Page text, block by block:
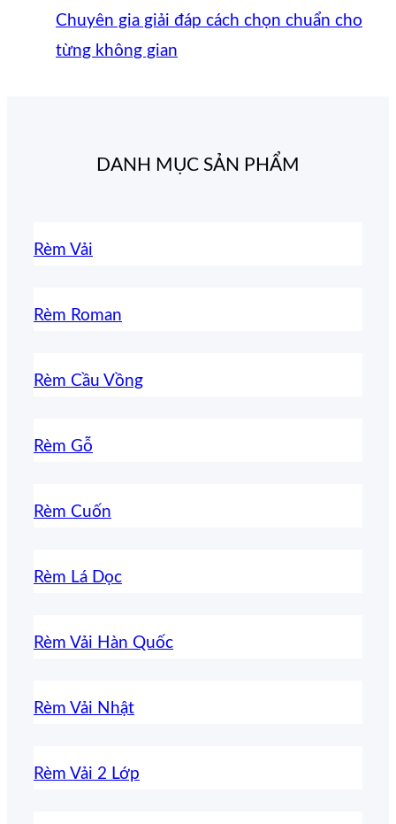
Chuyên gia giải đáp cách chọn chuẩn cho
từng không gian
DANH MỤC SẢN PHẨM
Rèm Vải
Rèm Roman
Rèm Cầu Vồng
Rèm Gỗ
Rèm Cuốn
Rèm Lá Dọc
Rèm Vải Hàn Quốc
Rèm Vải Nhật
Rèm Vải 2 Lớp